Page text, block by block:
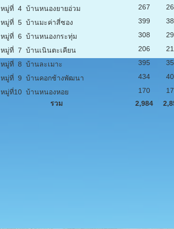
หมู่ที่ 4 บ้านหนองยายอ่วม
267
หมู่ที่ 5 บ้านมะค่าสี่ซอง
399
หมู่ที่ 6 บ้านหนองกระทุ่ม
308
หมู่ที่ 7 บ้านเนินตะเคียน
206
หมู่ที่ 8 บ้านละเมาะ
395
หมู่ที่ 9 บ้านคอกช้างพัฒนา
434
หมู่ที่10 บ้านหนองหอย
170
รวม
2,984